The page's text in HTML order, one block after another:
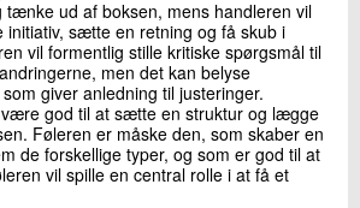
tænke ud af boksen, mens handleren vil
sætte en retning og få skub i
vil formentlig stille kritiske spørgsmål til
men det kan belyse
giver anledning til justeringer.
god til at sætte en struktur og lægge
Føleren er måske den, som skaber en
de forskellige typer, og som er god til at
vil spille en central rolle i at få et